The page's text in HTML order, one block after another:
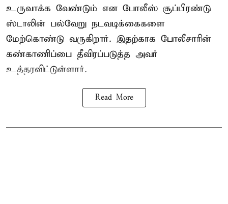
உருவாக்க வேண்டும் என போலீஸ் சூப்பிரண்டு
ஸ்டாலின் பல்வேறு நடவடிக்கைகளை
மேற்கொண்டு வருகிறார். இதற்காக போலீசாரின்
கண்காணிப்பை தீவிரப்படுத்த அவர்
உத்தரவிட்டுள்ளார்.
Read More